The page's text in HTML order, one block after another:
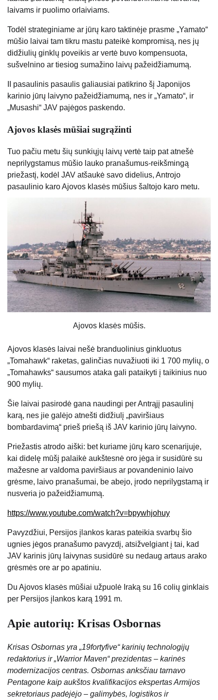
laivams ir puolimo orlaiviams.
Todėl strateginiame ar jūrų karo taktinėje prasme „Yamato“
mūšio laivai tam tikru mastu pateikė kompromisą, nes jų
didžiulių ginklų poveikis ar vertė buvo kompensuota,
sušvelnino ar tiesiog sumažino laivų pažeidžiamumą.
II pasaulinis pasaulis galiausiai patikrino šį Japonijos
karinio jūrų laivyno pažeidžiamumą, nes ir „Yamato“, ir
„Musashi“ JAV pajėgos paskendo.
Ajovos klasės mūšiai sugrąžinti
Tuo pačiu metu šių sunkiųjų laivų vertė taip pat atnešė
neprilygstamus mūšio lauko pranašumus-reikšmingą
priežastį, kodėl JAV atšaukė savo didelius, Antrojo
pasaulinio karo Ajovos klasės mūšius šaltojo karo metu.
Ajovos klasės mūšis.
Ajovos klasės laivai nešė branduolinius ginkluotus
„Tomahawk“ raketas, galinčias nuvažiuoti iki 1 700 mylių, o
„Tomahawks“ sausumos ataka gali pataikyti į taikinius nuo
900 mylių.
Šie laivai pasirodė gana naudingi per Antrąjį pasaulinį
karą, nes jie galėjo atnešti didžiulį „paviršiaus
bombardavimą“ prieš priešą iš JAV karinio jūrų laivyno.
Priežastis atrodo aiški: bet kuriame jūrų karo scenarijuje,
kai didelę mūšį palaikė aukštesnė oro jėga ir susidūrė su
mažesne ar valdoma paviršiaus ar povandeninio laivo
grėsme, laivo pranašumai, be abejo, įrodo neprilygstamą ir
nusveria jo pažeidžiamumą.
https://www.youtube.com/watch?v=bpywhjohuy
Pavyzdžiui, Persijos įlankos karas pateikia svarbų šio
ugnies jėgos pranašumo pavyzdį, atsižvelgiant į tai, kad
JAV karinis jūrų laivynas susidūrė su nedaug artaus arako
grėsmės ore ar po apatiniu.
Du Ajovos klasės mūšiai užpuolė Iraką su 16 colių ginklais
per Persijos įlankos karą 1991 m.
Apie autorių: Krisas Osbornas
Krisas Osbornas yra „19fortyfive“ karinių technologijų
redaktorius ir „Warrior Maven“ prezidentas – karinės
modernizacijos centras. Osbornas anksčiau tarnavo
Pentagone kaip aukštos kvalifikacijos ekspertas Armijos
sekretoriaus padėjėjo – galimybės, logistikos ir